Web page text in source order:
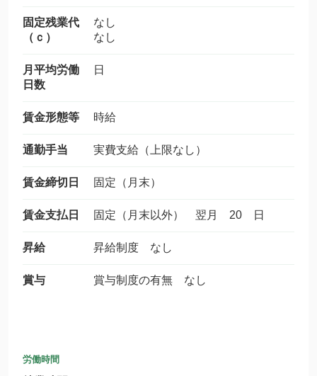
固定残業代
（ｃ）
なし
なし
月平均労働
日数
日
賃金形態等 時給
通勤手当 実費支給（上限なし）
賃金締切日 固定（月末）
賃金支払日 固定（月末以外） 翌月 20 日
昇給 昇給制度 なし
賞与 賞与制度の有無 なし
労働時間